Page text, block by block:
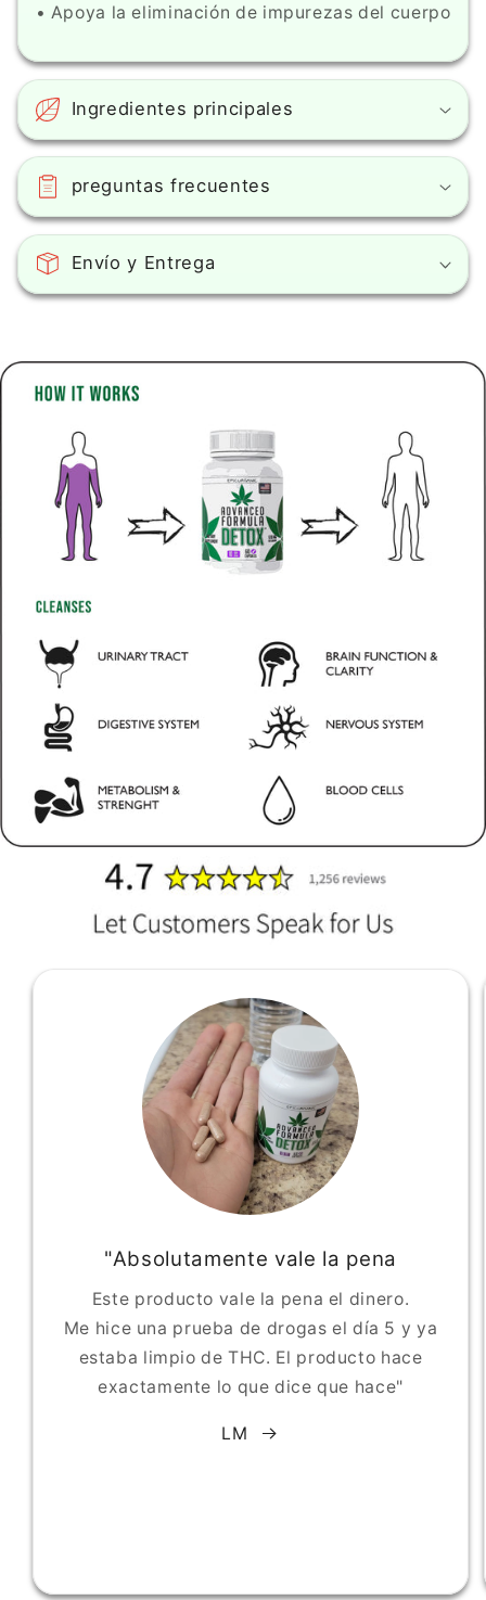
• Apoya la eliminación de impurezas del cuerpo
Ingredientes principales
preguntas frecuentes
Envío y Entrega
"Absolutamente vale la pena
Este producto vale la pena el dinero.
Me hice una prueba de drogas el día 5 y ya
estaba limpio de THC. El producto hace
exactamente lo que dice que hace"
LM